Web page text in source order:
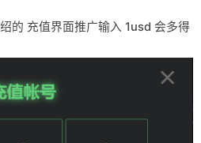
的 充值界面推广输入 1usd 会多得